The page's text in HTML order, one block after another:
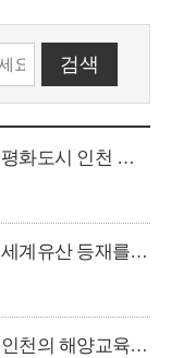
인천시의회, 안보 일번지 넘어 세계평화도시 인천 도약 결의
인천시의회 유승분 의원, 인천갯벌 세계유산 등재를 위해 민간협력 적극 필요 주장
인천시의회 신영희 의원, 해양도시 인천의 해양교육 및 해양문화 활성화의 필요성 강조